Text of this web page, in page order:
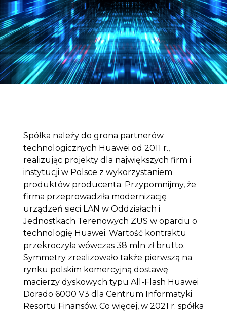
Spółka należy do grona partnerów
technologicznych Huawei od 2011 r.,
realizując projekty dla największych firm i
instytucji w Polsce z wykorzystaniem
produktów producenta. Przypomnijmy, że
firma przeprowadziła modernizację
urządzeń sieci LAN w Oddziałach i
Jednostkach Terenowych ZUS w oparciu o
technologię Huawei. Wartość kontraktu
przekroczyła wówczas 38 mln zł brutto.
Symmetry zrealizowało także pierwszą na
rynku polskim komercyjną dostawę
macierzy dyskowych typu All-Flash Huawei
Dorado 6000 V3 dla Centrum Informatyki
Resortu Finansów. Co więcej, w 2021 r. spółka